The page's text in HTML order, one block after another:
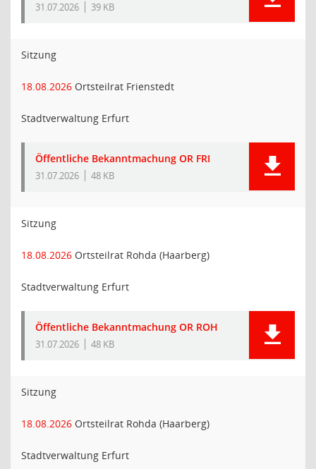
31.07.2026 39 KB
Sitzung
18.08.2026 Ortsteilrat Frienstedt
Stadtverwaltung Erfurt
Öffentliche Bekanntmachung OR FRI
31.07.2026 48 KB
Sitzung
18.08.2026 Ortsteilrat Rohda (Haarberg)
Stadtverwaltung Erfurt
Öffentliche Bekanntmachung OR ROH
31.07.2026 48 KB
Sitzung
18.08.2026 Ortsteilrat Rohda (Haarberg)
Stadtverwaltung Erfurt